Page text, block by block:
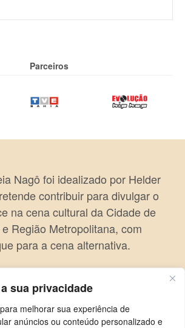
sua privacidade
melhorar sua experiência de
anúncios ou conteúdo personalizado e
Parceiros
Nagô foi idealizado por Helder
contribuir para divulgar o
na cena cultural da Cidade de
Região Metropolitana, com
para a cena alternativa.